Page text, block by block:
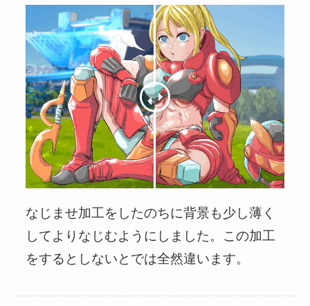
なじませ加工をしたのちに背景も少し薄く
してよりなじむようにしました。この加工
をするとしないとでは全然違います。